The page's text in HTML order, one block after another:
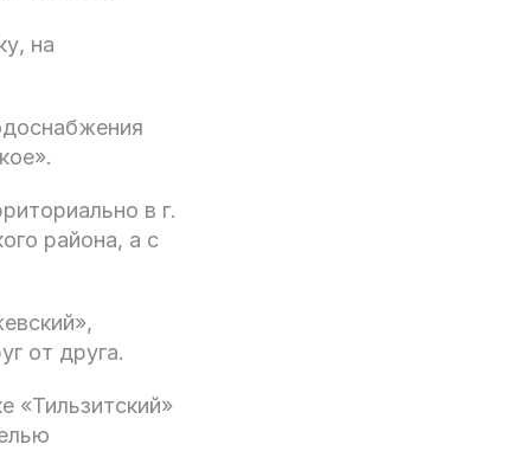
на
в г.
района, а с
от друга.
«Тильзитский»